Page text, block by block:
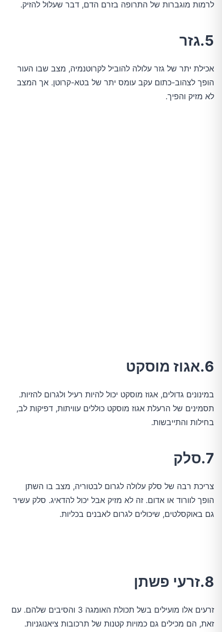
לרמות מוגברות של התרופה בזרם הדם, דבר שעלול להזיק.
5.גזר
אכילת יתר של גזר עלולה להוביל לקרוטנמיה, מצב שבו העור
הופך לצהוב-כתום עקב עומס יתר של בטא-קרוטן. אך המצב
לא מזיק והפיך.
6.אגוז מוסקט
במינונים גדולים, אגוז מוסקט יכול להיות רעיל ולגרום להזיות.
תסמינים של הרעלת אגוז מוסקט כוללים עוויתות, דפיקות לב,
בחילות והתייבשות.
7.סלק
צריכת רבה של סלק עלולה לגרום לבטוריה, מצב בו השתן
הופך לוורוד או אדום. זה לא מזיק אבל יכול להדאיג. סלק עשיר
גם באוקסלטים, שיכולים לגרום לאבנים בכליות.
8.זרעי פשתן
זרעים אלו מועילים בשל תכולת האומגה 3 והסיבים שלהם. עם
זאת, הם מכילים גם כמויות קטנות של תרכובות ציאנוגניות.